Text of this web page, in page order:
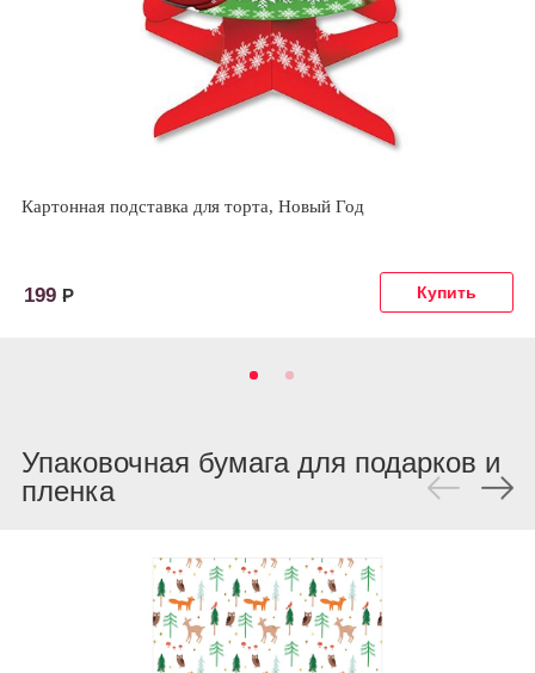
Картонная подставка для торта, Новый Год
199 Р
Упаковочная бумага для подарков и
пленка